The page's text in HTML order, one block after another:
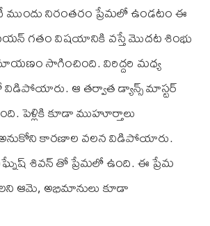
ముందు నిరంతరం ప్రేమలో ఉండటం ఈ
గతం విషయానికి వస్తే మొదట శింభు
సాగించింది. విరిద్దరి మధ్య
ఆ తర్వాత డ్యాన్స్ మాస్టర్
పెళ్లికి కూడా ముహూర్తాలు
అనుకోని కారణాల వలన విడిపోయారు.
విఘ్నేష్ శివన్ తో ప్రేమలో ఉంది. ఈ ప్రేమ
ఆమె, అభిమానులు కూడా